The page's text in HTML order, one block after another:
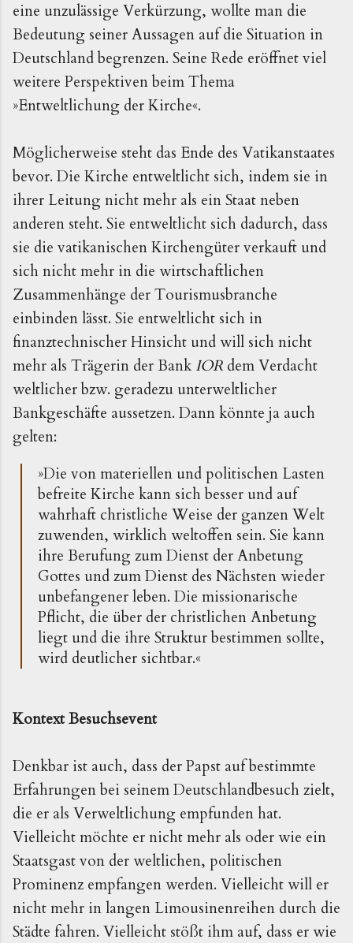
eine unzulässige Verkürzung, wollte man die
Bedeutung seiner Aussagen auf die Situation in
Deutschland begrenzen. Seine Rede eröffnet viel
weitere Perspektiven beim Thema
»Entweltlichung der Kirche«.
Möglicherweise steht das Ende des Vatikanstaates
bevor. Die Kirche entweltlicht sich, indem sie in
ihrer Leitung nicht mehr als ein Staat neben
anderen steht. Sie entweltlicht sich dadurch, dass
sie die vatikanischen Kirchengüter verkauft und
sich nicht mehr in die wirtschaftlichen
Zusammenhänge der Tourismusbranche
einbinden lässt. Sie entweltlicht sich in
finanztechnischer Hinsicht und will sich nicht
mehr als Trägerin der Bank IOR dem Verdacht
weltlicher bzw. geradezu unterweltlicher
Bankgeschäfte aussetzen. Dann könnte ja auch
gelten:
»Die von materiellen und politischen Lasten
befreite Kirche kann sich besser und auf
wahrhaft christliche Weise der ganzen Welt
zuwenden, wirklich weltoffen sein. Sie kann
ihre Berufung zum Dienst der Anbetung
Gottes und zum Dienst des Nächsten wieder
unbefangener leben. Die missionarische
Pflicht, die über der christlichen Anbetung
liegt und die ihre Struktur bestimmen sollte,
wird deutlicher sichtbar.«
Kontext Besuchsevent
Denkbar ist auch, dass der Papst auf bestimmte
Erfahrungen bei seinem Deutschlandbesuch zielt,
die er als Verweltlichung empfunden hat.
Vielleicht möchte er nicht mehr als oder wie ein
Staatsgast von der weltlichen, politischen
Prominenz empfangen werden. Vielleicht will er
nicht mehr in langen Limousinenreihen durch die
Städte fahren. Vielleicht stößt ihm auf, dass er wie